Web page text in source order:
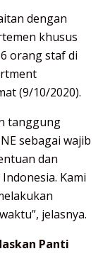
dengan
khusus
orang staf di
(9/10/2020).
tanggung
sebagai wajib
dan
Kami
jelasnya.
Panti